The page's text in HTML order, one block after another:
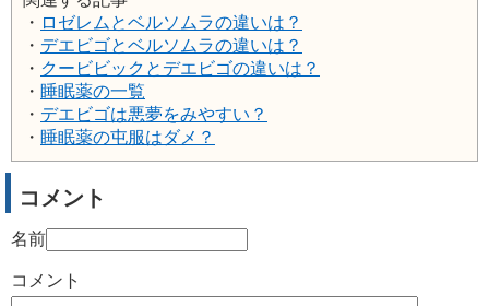
・ ロゼレムとベルソムラの違いは？
・ デエビゴとベルソムラの違いは？
・ クービビックとデエビゴの違いは？
・ 睡眠薬の一覧
・ デエビゴは悪夢をみやすい？
・ 睡眠薬の屯服はダメ？
コメント
名前
コメント